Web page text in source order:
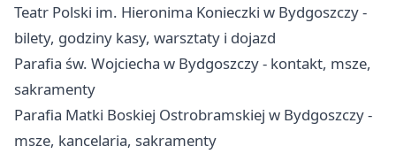
Teatr Polski im. Hieronima Konieczki w Bydgoszczy -
bilety, godziny kasy, warsztaty i dojazd
Parafia św. Wojciecha w Bydgoszczy - kontakt, msze,
sakramenty
Parafia Matki Boskiej Ostrobramskiej w Bydgoszczy -
msze, kancelaria, sakramenty